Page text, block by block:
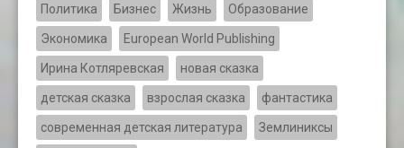
Политика Бизнес Жизнь Образование
Экономика European World Publishing
Ирина Котляревская новая сказка
детская сказка взрослая сказка фантастика
современная детская литература Землиниксы